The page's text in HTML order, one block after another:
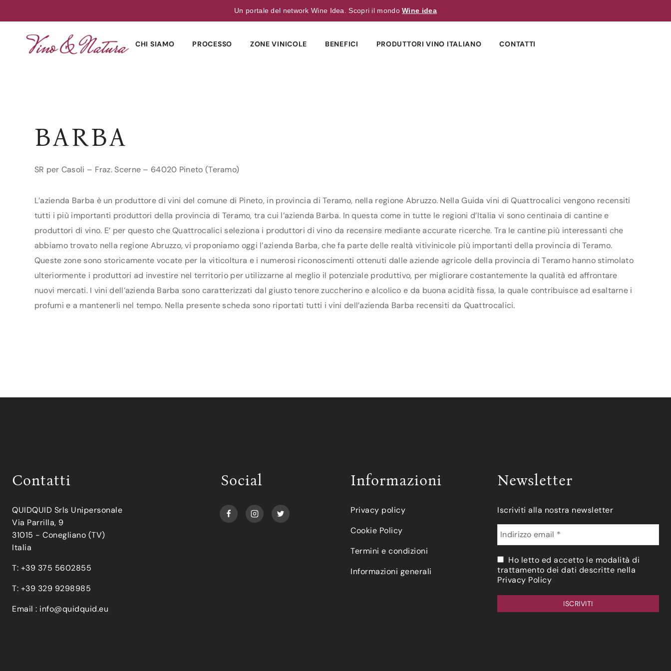
Un portale del network Wine Idea. Scopri il mondoWine idea
CHI SIAMO PROCESSO ZONE VINICOLE BENEFICI PRODUTTORI VINO ITALIANO CONTATTI
BARBA
SR per Casoli – Fraz. Scerne – 64020 Pineto (Teramo)
L’azienda Barba è un produttore di vini del comune di Pineto, in provincia di Teramo, nella regione Abruzzo. Nella Guida vini di Quattrocalici vengono recensiti
tutti i più importanti produttori della provincia di Teramo, tra cui l’azienda Barba. In questa come in tutte le regioni d’Italia vi sono centinaia di cantine e
produttori di vino. E’ per questo che Quattrocalici seleziona i produttori di vino da recensire mediante accurate ricerche. Tra le cantine più interessanti che
abbiamo trovato nella regione Abruzzo, vi proponiamo oggi l’azienda Barba, che fa parte delle realtà vitivinicole più importanti della provincia di Teramo.
Queste zone sono storicamente vocate per la viticoltura e i numerosi riconoscimenti ottenuti dalle aziende agricole della provincia di Teramo hanno stimolato
ulteriormente i produttori ad investire nel territorio per utilizzarne al meglio il potenziale produttivo, per migliorare costantemente la qualità ed affrontare
nuovi mercati. I vini dell’azienda Barba sono caratterizzati dal giusto tenore zuccherino e alcolico e da buona acidità fissa, la quale contribuisce ad esaltarne i
profumi e a mantenerli nel tempo. Nella presente scheda sono riportati tutti i vini dell’azienda Barba recensiti da Quattrocalici.
Contatti
QUIDQUID Srls Unipersonale
Via Parrilla, 9
31015 - Conegliano (TV)
Italia
T: +39 375 5602855
T: +39 329 9298985
Email : info@quidquid.eu
Social Informazioni
Privacy policy
Cookie Policy
Termini e condizioni
Informazioni generali
Newsletter
Iscriviti alla nostra newsletter
Ho letto ed accetto le modalità di
trattamento dei dati descritte nella
Privacy Policy